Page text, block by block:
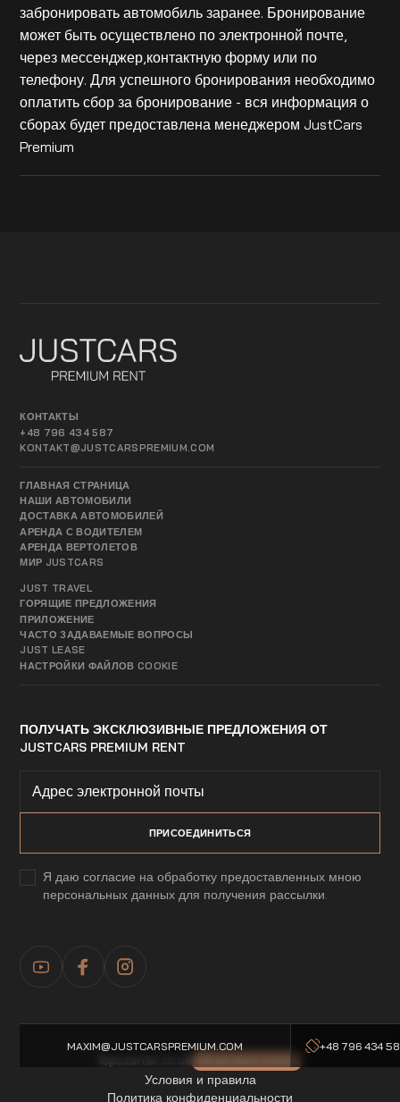
забронировать автомобиль заранее. Бронирование
может быть осуществлено по электронной почте,
через мессенджер,контактную форму или по
телефону. Для успешного бронирования необходимо
оплатить сбор за бронирование - вся информация о
сборах будет предоставлена менеджером JustCars
Premium
КОНТАКТЫ
+48 796 434 587
KONTAKT@JUSTCARSPREMIUM.COM
ГЛАВНАЯ СТРАНИЦА
НАШИ АВТОМОБИЛИ
ДОСТАВКА АВТОМОБИЛЕЙ
АРЕНДА С ВОДИТЕЛЕМ
АРЕНДА ВЕРТОЛЕТОВ
МИР JUSTCARS
JUST TRAVEL
ГОРЯЩИЕ ПРЕДЛОЖЕНИЯ
ПРИЛОЖЕНИЕ
ЧАСТО ЗАДАВАЕМЫЕ ВОПРОСЫ
JUST LEASE
НАСТРОЙКИ ФАЙЛОВ COOKIE
ПОЛУЧАТЬ ЭКСКЛЮЗИВНЫЕ ПРЕДЛОЖЕНИЯ ОТ
JUSTCARS PREMIUM RENT
Я даю согласие на обработку предоставленных мною
персональных данных для получения рассылки.
MAXIM@JUSTCARSPREMIUM.COM +48 796 434
Политика конфиденциальности
Условия и правила
Topczarter.co.uk